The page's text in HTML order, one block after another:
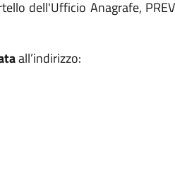
dell'Ufficio Anagrafe,
all’indirizzo: